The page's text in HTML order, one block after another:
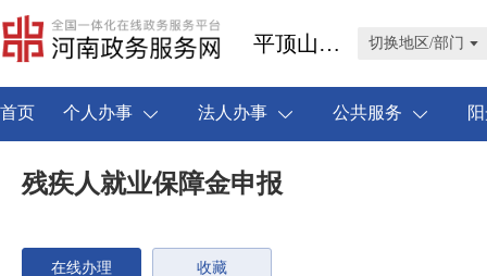
平顶山市叶县 切换地区/部门
首页 个人办事 法人办事 公共服务
残疾人就业保障金申报
在线办理 收藏